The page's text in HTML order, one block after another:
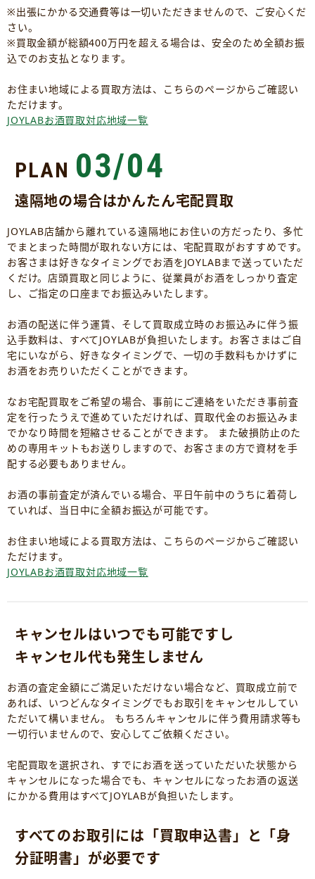
※出張にかかる交通費等は一切いただきませんので、ご安心くだ
さい。
※買取金額が総額400万円を超える場合は、安全のため全額お振
込でのお支払となります。
お住まい地域による買取方法は、こちらのページからご確認い
ただけます。
JOYLABお酒買取対応地域一覧
PLAN 03/04
遠隔地の場合はかんたん宅配買取
JOYLAB店舗から離れている遠隔地にお住いの方だったり、多忙
でまとまった時間が取れない方には、宅配買取がおすすめです。
お客さまは好きなタイミングでお酒をJOYLABまで送っていただ
くだけ。店頭買取と同じように、従業員がお酒をしっかり査定
し、ご指定の口座までお振込みいたします。
お酒の配送に伴う運賃、そして買取成立時のお振込みに伴う振
込手数料は、すべてJOYLABが負担いたします。お客さまはご自
宅にいながら、好きなタイミングで、一切の手数料もかけずに
お酒をお売りいただくことができます。
なお宅配買取をご希望の場合、事前にご連絡をいただき事前査
定を行ったうえで進めていただければ、買取代金のお振込みま
でかなり時間を短縮させることができます。 また破損防止のた
めの専用キットもお送りしますので、お客さまの方で資材を手
配する必要もありません。
お酒の事前査定が済んでいる場合、平日午前中のうちに着荷し
ていれば、当日中に全額お振込が可能です。
お住まい地域による買取方法は、こちらのページからご確認い
ただけます。
JOYLABお酒買取対応地域一覧
キャンセルはいつでも可能ですし
キャンセル代も発生しません
お酒の査定金額にご満足いただけない場合など、買取成立前で
あれば、いつどんなタイミングでもお取引をキャンセルしてい
ただいて構いません。 もちろんキャンセルに伴う費用請求等も
一切行いませんので、安心してご依頼ください。
宅配買取を選択され、すでにお酒を送っていただいた状態から
キャンセルになった場合でも、キャンセルになったお酒の返送
にかかる費用はすべてJOYLABが負担いたします。
すべてのお取引には「買取申込書」と「身
分証明書」が必要です